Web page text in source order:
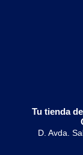
Tu tienda
D. Avda.